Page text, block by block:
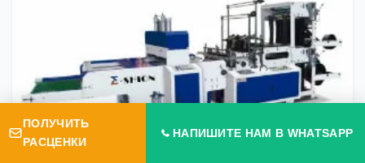
ПОЛУЧИТЬ
РАСЦЕНКИ
НАПИШИТЕ НАМ В WHATSAPP